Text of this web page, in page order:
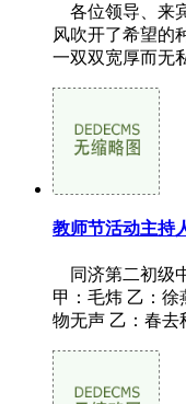
各位领导、来
风吹开了希望的
一双双宽厚而无
教师节活动主持
同济第二初级
甲：毛炜 乙：徐
物无声 乙：春去